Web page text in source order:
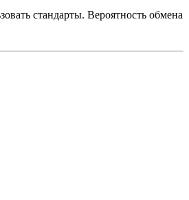
стандарты. Вероятность обмена